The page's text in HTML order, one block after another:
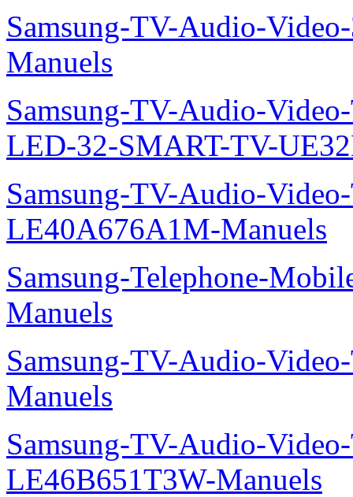
Samsung-TV-Audio-
Manuels
Samsung-TV-Audio-
LED-32-SMART-TV-
Samsung-TV-Audio-
LE40A676A1M-Manuels
Samsung-Telephone-
Manuels
Samsung-TV-Audio-
Manuels
Samsung-TV-Audio-
LE46B651T3W-Manuels